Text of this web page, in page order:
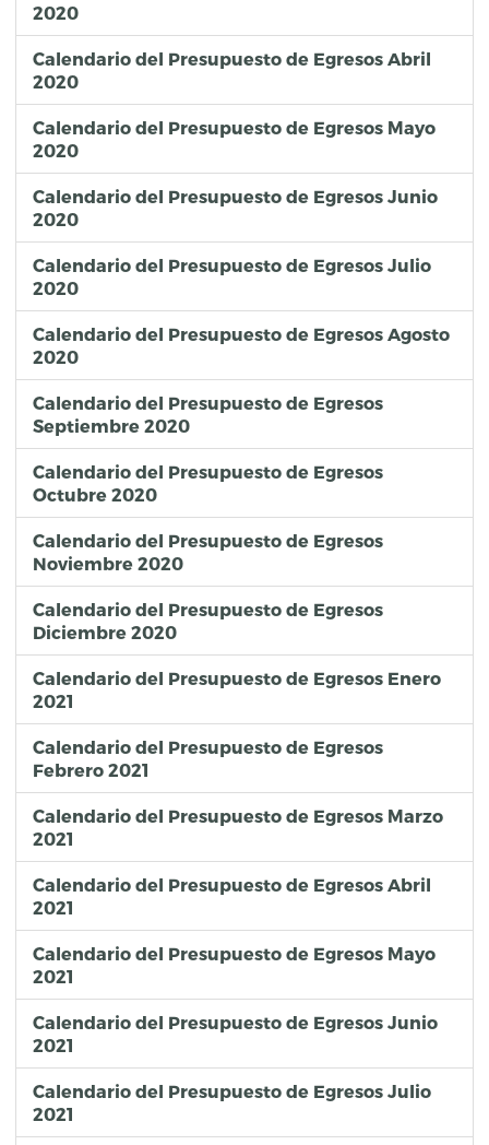
2020
Calendario del Presupuesto de Egresos Abril
2020
Calendario del Presupuesto de Egresos Mayo
2020
Calendario del Presupuesto de Egresos Junio
2020
Calendario del Presupuesto de Egresos Julio
2020
Calendario del Presupuesto de Egresos Agosto
2020
Calendario del Presupuesto de Egresos
Septiembre 2020
Calendario del Presupuesto de Egresos
Octubre 2020
Calendario del Presupuesto de Egresos
Noviembre 2020
Calendario del Presupuesto de Egresos
Diciembre 2020
Calendario del Presupuesto de Egresos Enero
2021
Calendario del Presupuesto de Egresos
Febrero 2021
Calendario del Presupuesto de Egresos Marzo
2021
Calendario del Presupuesto de Egresos Abril
2021
Calendario del Presupuesto de Egresos Mayo
2021
Calendario del Presupuesto de Egresos Junio
2021
Calendario del Presupuesto de Egresos Julio
2021